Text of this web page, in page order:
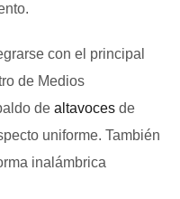
con el principal
de Medios
de altavoces de
uniforme. También
inalámbrica